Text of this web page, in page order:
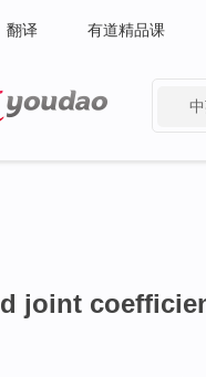
翻译 有道精品课
joint